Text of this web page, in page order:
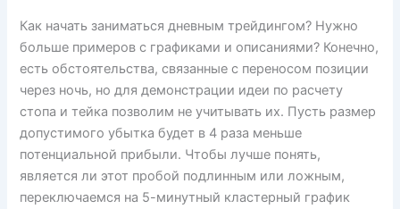
Как начать заниматься дневным трейдингом? Нужно
больше примеров с графиками и описаниями? Конечно,
есть обстоятельства, связанные с переносом позиции
через ночь, но для демонстрации идеи по расчету
стопа и тейка позволим не учитывать их. Пусть размер
допустимого убытка будет в 4 раза меньше
потенциальной прибыли. Чтобы лучше понять,
является ли этот пробой подлинным или ложным,
переключаемся на 5-минутный кластерный график